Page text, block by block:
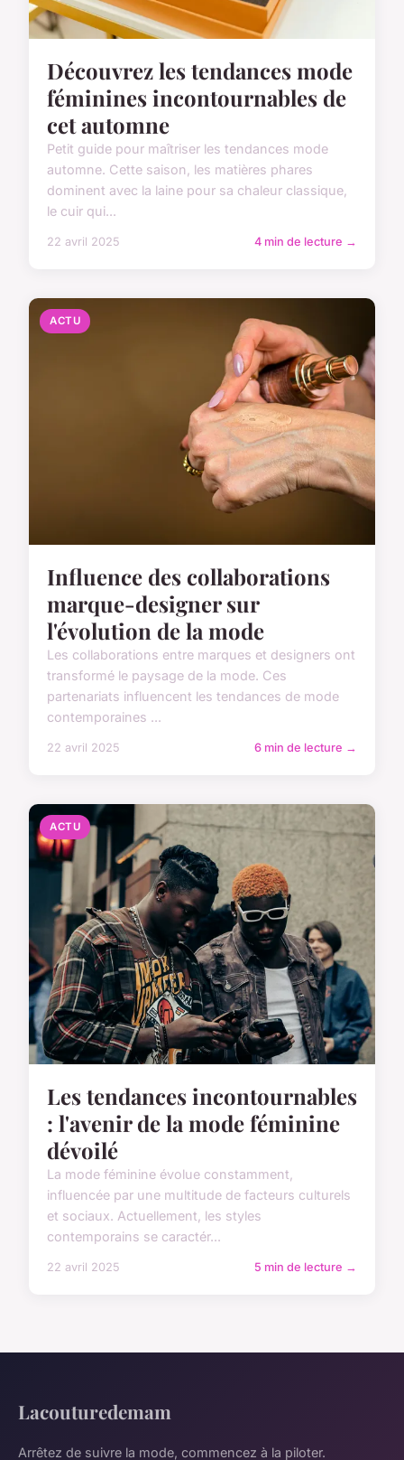
Découvrez les tendances mode
féminines incontournables de
cet automne
Petit guide pour maîtriser les tendances mode
automne. Cette saison, les matières phares
dominent avec la laine pour sa chaleur classique,
le cuir qui...
22 avril 2025 4 min de lecture →
ACTU
Influence des collaborations
marque-designer sur
l'évolution de la mode
Les collaborations entre marques et designers ont
transformé le paysage de la mode. Ces
partenariats influencent les tendances de mode
contemporaines ...
22 avril 2025 6 min de lecture →
ACTU
Les tendances incontournables
: l'avenir de la mode féminine
dévoilé
La mode féminine évolue constamment,
influencée par une multitude de facteurs culturels
et sociaux. Actuellement, les styles
contemporains se caractér...
22 avril 2025 5 min de lecture →
Lacouturedemam
Arrêtez de suivre la mode, commencez à la piloter.